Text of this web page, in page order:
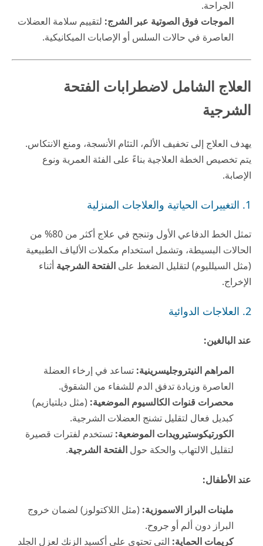
الجراحة.
الموجات فوق الصوتية عبر الشرج: لتقييم سلامة العضلات
العاصرة في حالات السلس أو الإصابات الميكانيكية.
العلاج الشامل لاضطرابات الفتحة
الشرجية
يهدف العلاج إلى تخفيف الألم، التئام الأنسجة، ومنع الانتكاس.
يتم تخصيص الخطة العلاجية بناءً على الفئة العمرية ونوع
الإصابة.
1. التغييرات الحياتية والعلاجات المنزلية
تمثل الخط الدفاعي الأول وتنجح في علاج أكثر من 80% من
الحالات البسيطة، وتشمل استخدام مكملات الألياف الطبيعية
(مثل السيلليوم) لتقليل الضغط على الفتحة الشرجية أثناء
الإخراج.
2. العلاجات الدوائية
عند البالغين:
المراهم النيتروجليسرينية: تساعد في إرخاء العضلة
العاصرة وزيادة تدفق الدم للشفاء من الشقوق.
محصرات قنوات الكالسيوم الموضعية: (مثل ديلتيازيم)
كبديل فعال لتقليل تشنج العضلات الشرجية.
الكورتيكوستيرويدات الموضعية: تستخدم لفترات قصيرة
لتقليل الالتهاب والحكة حول الفتحة الشرجية.
عند الأطفال:
ملينات البراز الاسموزية: (مثل اللاكتولوز) لضمان خروج
البراز دون ألم أو جروح.
كريمات الحماية: التي تحتوي على أكسيد الزنك لعزل الجلد